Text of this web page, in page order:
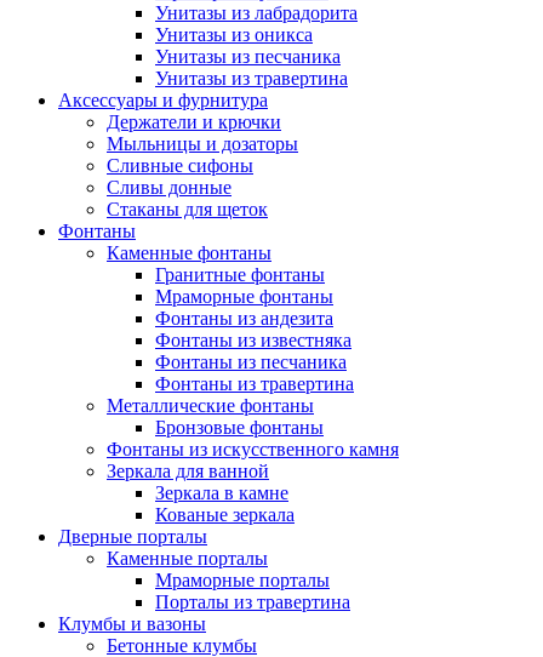
Унитазы из лабрадорита
Унитазы из оникса
Унитазы из песчаника
Унитазы из травертина
Аксессуары и фурнитура
Держатели и крючки
Мыльницы и дозаторы
Сливные сифоны
Сливы донные
Стаканы для щеток
Фонтаны
Каменные фонтаны
Гранитные фонтаны
Мраморные фонтаны
Фонтаны из андезита
Фонтаны из известняка
Фонтаны из песчаника
Фонтаны из травертина
Металлические фонтаны
Бронзовые фонтаны
Фонтаны из искусственного камня
Зеркала для ванной
Зеркала в камне
Кованые зеркала
Дверные порталы
Каменные порталы
Мраморные порталы
Порталы из травертина
Клумбы и вазоны
Бетонные клумбы